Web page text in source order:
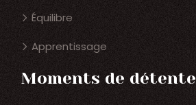
Équilibre
Apprentissage
Moments de détente